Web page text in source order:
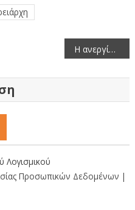
Η ανεργία στο επίκεντρο ευρείας σύσκεψης της Π.Ε. Καστοριάς.
Λογισμικού
Προσωπικών Δεδομένων |